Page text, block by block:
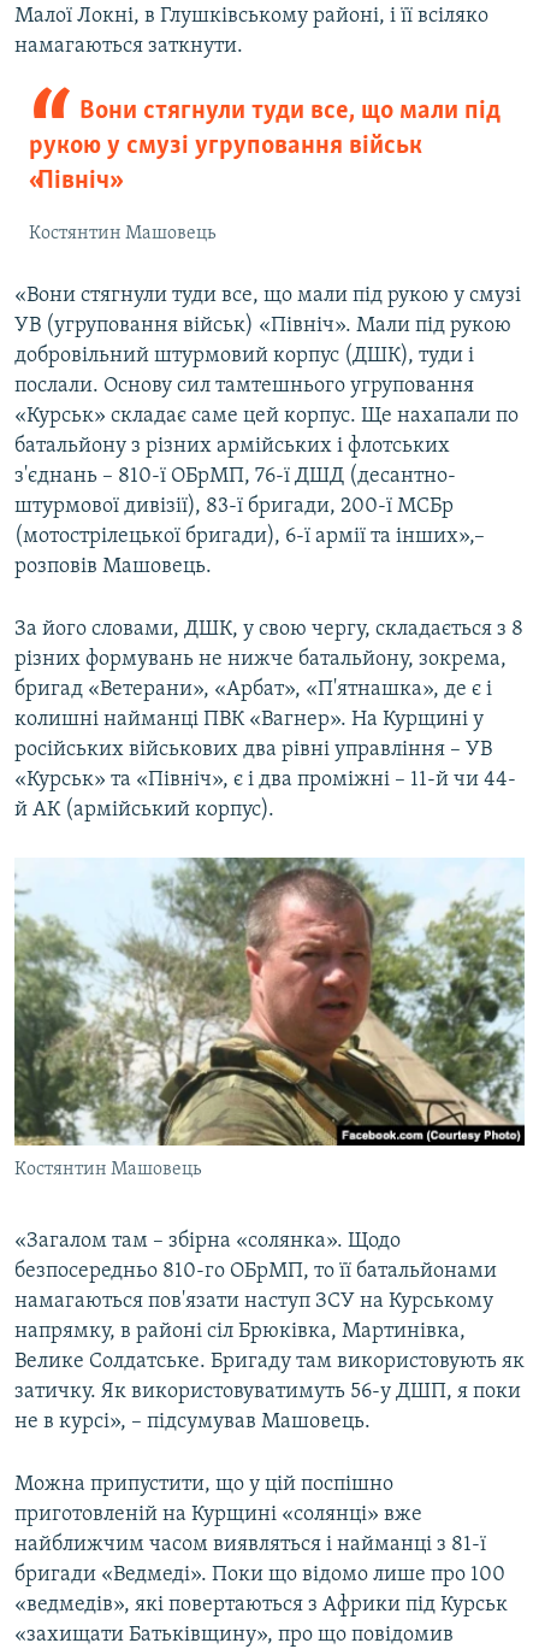
Малої Локні, в Глушківському районі, і її всіляко
намагаються заткнути.
Вони стягнули туди все, що мали під
рукою у смузі угруповання військ
«Північ»
Костянтин Машовець
«Вони стягнули туди все, що мали під рукою у смузі
УВ (угруповання військ) «Північ». Мали під рукою
добровільний штурмовий корпус (ДШК), туди і
послали. Основу сил тамтешнього угруповання
«Курськ» складає саме цей корпус. Ще нахапали по
батальйону з різних армійських і флотських
з'єднань – 810-ї ОБрМП, 76-ї ДШД (десантно-
штурмової дивізії), 83-ї бригади, 200-ї МСБр
(мотострілецької бригади), 6-ї армії та інших»,–
розповів Машовець.
За його словами, ДШК, у свою чергу, складається з 8
різних формувань не нижче батальйону, зокрема,
бригад «Ветерани», «Арбат», «П'ятнашка», де є і
колишні найманці ПВК «Вагнер». На Курщині у
російських військових два рівні управління – УВ
«Курськ» та «Північ», є і два проміжні – 11-й чи 44-
й АК (армійський корпус).
Костянтин Машовець
«Загалом там – збірна «солянка». Щодо
безпосередньо 810-го ОБрМП, то її батальйонами
намагаються пов'язати наступ ЗСУ на Курському
напрямку, в районі сіл Брюківка, Мартинівка,
Велике Солдатське. Бригаду там використовують як
затичку. Як використовуватимуть 56-у ДШП, я поки
не в курсі», – підсумував Машовець.
Можна припустити, що у цій поспішно
приготовленій на Курщині «солянці» вже
найближчим часом виявляться і найманці з 81-ї
бригади «Ведмеді». Поки що відомо лише про 100
«ведмедів», які повертаються з Африки під Курськ
«захищати Батьківщину», про що повідомив